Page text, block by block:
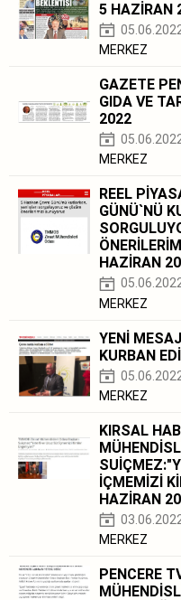
5 HAZİRAN
MERKEZ
GAZETE
GIDA VE
2022
MERKEZ
REEL
GÜNÜ`NÜ
HAZİRAN
MERKEZ
YENİ
KURBAN
MERKEZ
KIRSAL
İÇMEMİZİ
HAZİRAN
MERKEZ
PENCERE